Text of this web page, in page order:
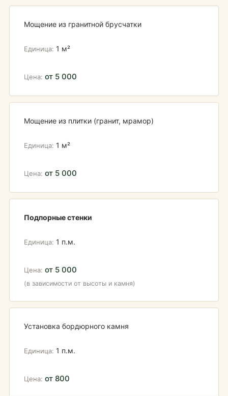
Мощение из гранитной брусчатки
1 м²
от 5 000
Мощение из плитки (гранит, мрамор)
1 м²
от 5 000
Подпорные стенки
1 п.м.
от 5 000
(в зависимости от высоты и камня)
Установка бордюрного камня
1 п.м.
от 800